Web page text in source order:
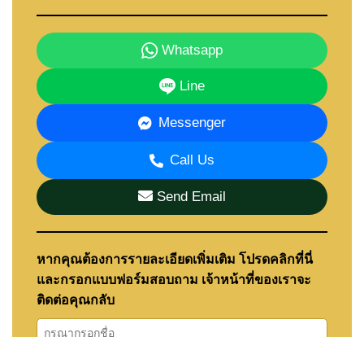
Whatsapp
Line
Messenger
Call Us
Send Email
หากคุณต้องการรายละเอียดเพิ่มเติม โปรดคลิกที่นี่
และกรอกแบบฟอร์มสอบถาม เจ้าหน้าที่ของเราจะ
ติดต่อคุณกลับ